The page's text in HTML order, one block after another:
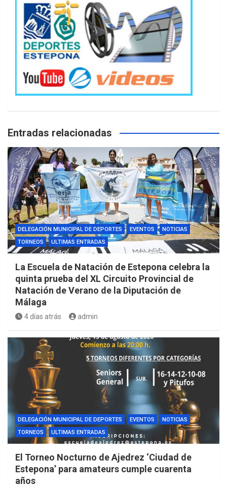
Entradas relacionadas
DELEGACIÓN MUNICIPAL DE DEPORTES EVENTOS
NOTICIAS
TORNEOS
ULTIMAS ENTRADAS
La Escuela de Natación de Estepona celebra la
quinta prueba del XL Circuito Provincial de
Natación de Verano de la Diputación de
Málaga
4 días atrás admin
DELEGACIÓN MUNICIPAL DE DEPORTES EVENTOS
NOTICIAS
TORNEOS
ULTIMAS ENTRADAS
El Torneo Nocturno de Ajedrez ‘Ciudad de
Estepona’ para amateurs cumple cuarenta
años